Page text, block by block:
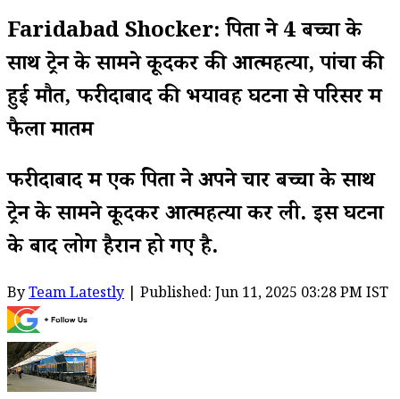
Faridabad Shocker: पिता ने 4 बच्चों के
साथ ट्रेन के सामने कूदकर की आत्महत्या, पांचों की
हुई मौत, फरीदाबाद की भयावह घटना से परिसर में
फैला मातम
फरीदाबाद में एक पिता ने अपने चार बच्चों के साथ
ट्रेन के सामने कूदकर आत्महत्या कर ली. इस घटना
के बाद लोग हैरान हो गए है.
ByTeam Latestly | Published: Jun 11, 2025 03:28 PM IST